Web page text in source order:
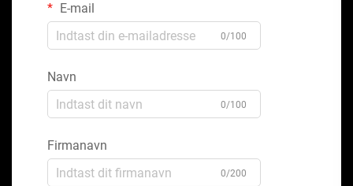
E-mail
0/100
Navn
0/100
Firmanavn
0/200